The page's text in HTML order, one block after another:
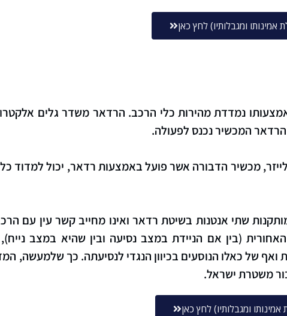
ומגבלותיו) לחץ כאן
נמדדת מהירות כלי הרכב. הרדאר משדר גלים
המכשיר נכנס לפעולה.
מכשיר הדבורה אשר פועל באמצעות רדאר, יכול למדוד
שתי אנטנות בשיטת רדאר ואינו מחייב קשר עין עם
(בין אם הניידת במצב נסיעה ובין שהיא במצב
ואף של כאלו הנוסעים בכיוון הנגדי לנסיעתה. כך שלמעשה,
משטרת ישראל.
ומגבלותיו) לחץ כאן